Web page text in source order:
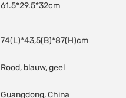
61.5*29.5*32cm
74(L)*43,5(B)*87(H)cm
Rood, blauw, geel
Guangdong, China